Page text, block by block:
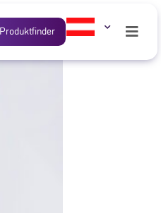
Produktfinder